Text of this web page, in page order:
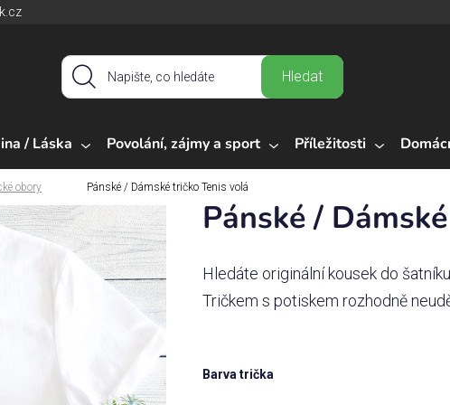
Hledat
/ Láska Povolání, zájmy a sport Příležitosti
obory Pánské / Dámské tričko Tenis volá
Pánské /
Hledáte originální kousek do
Tričkem s potiskem rozhodně
Barva trička